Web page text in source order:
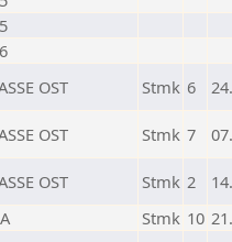
OST Stmk 6
OST Stmk 7
OST Stmk 2
Stmk 10